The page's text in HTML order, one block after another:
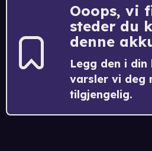
Ooops, vi
steder du
denne
Legg den i din
varsler vi deg
tilgjengelig.